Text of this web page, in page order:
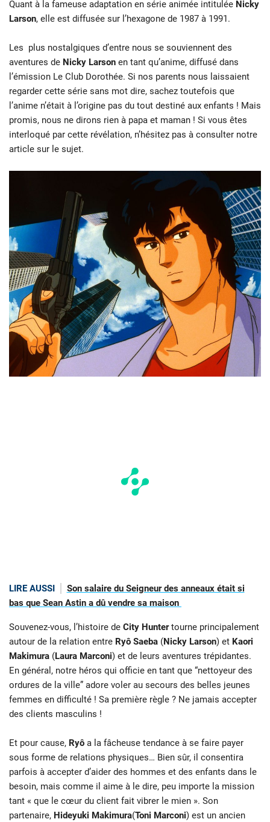
Quant à la fameuse adaptation en série animée intitulée Nicky
Larson, elle est diffusée sur l’hexagone de 1987 à 1991.
Les plus nostalgiques d’entre nous se souviennent des
aventures de Nicky Larson en tant qu’anime, diffusé dans
l’émission Le Club Dorothée. Si nos parents nous laissaient
regarder cette série sans mot dire, sachez toutefois que
l’anime n’était à l’origine pas du tout destiné aux enfants ! Mais
promis, nous ne dirons rien à papa et maman ! Si vous êtes
interloqué par cette révélation, n’hésitez pas à consulter notre
article sur le sujet.
LIRE AUSSI
Son salaire du Seigneur des anneaux était si
bas que Sean Astin a dû vendre sa maison
Souvenez-vous, l’histoire de City Huntertourne principalement
autour de la relation entre Ryô Saeba (Nicky Larson) et Kaori
Makimura (Laura Marconi) et de leurs aventures trépidantes.
En général, notre héros qui officie en tant que “nettoyeur des
ordures de la ville” adore voler au secours des belles jeunes
femmes en difficulté ! Sa première règle ? Ne jamais accepter
des clients masculins !
Et pour cause, Ryô a la fâcheuse tendance à se faire payer
sous forme de relations physiques… Bien sûr, il consentira
parfois à accepter d’aider des hommes et des enfants dans le
besoin, mais comme il aime à le dire, peu importe la mission
tant « que le cœur du client fait vibrer le mien ». Son
partenaire, Hideyuki Makimura(Toni Marconi) est un ancien